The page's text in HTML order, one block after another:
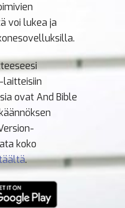
voi lukea ja
laitteisiin
ovat And Bible
koko
.